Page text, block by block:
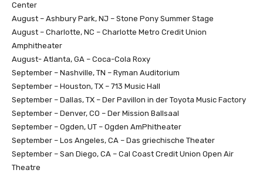
Center
August – Ashbury Park, NJ – Stone Pony Summer Stage
August – Charlotte, NC – Charlotte Metro Credit Union
Amphitheater
August- Atlanta, GA – Coca-Cola Roxy
September – Nashville, TN – Ryman Auditorium
September – Houston, TX – 713 Music Hall
September – Dallas, TX – Der Pavillon in der Toyota Music Factory
September – Denver, CO – Der Mission Ballsaal
September – Ogden, UT – Ogden AmPhitheater
September – Los Angeles, CA – Das griechische Theater
September – San Diego, CA – Cal Coast Credit Union Open Air
Theatre